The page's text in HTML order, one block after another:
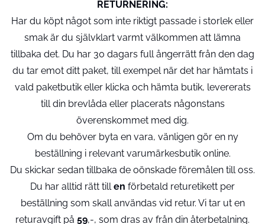
RETURNERING:
Har du köpt något som inte riktigt passade i storlek eller
smak är du självklart varmt välkommen att lämna
tillbaka det. Du har 30 dagars full ångerrätt från den dag
du tar emot ditt paket, till exempel när det har hämtats i
vald paketbutik eller klicka och hämta butik, levererats
till din brevlåda eller placerats någonstans
överenskommet med dig.
Om du behöver byta en vara, vänligen gör en ny
beställning i relevant varumärkesbutik online.
Du skickar sedan tillbaka de oönskade föremålen till oss.
Du har alltid rätt tillen förbetald returetikett per
beställning som skall användas vid retur. Vi tar ut en
returavgift på 59,-, som dras av från din återbetalning.